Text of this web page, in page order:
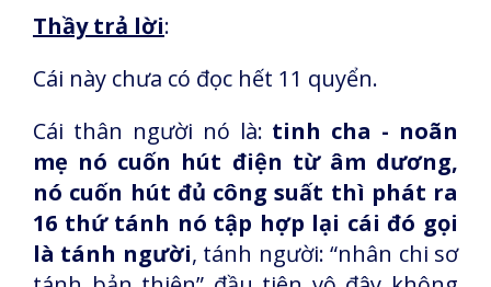
Thầy trả lời:
Cái này chưa có đọc hết 11 quyển.
Cái thân người nó là: tinh cha - noãn
mẹ nó cuốn hút điện từ âm dương,
nó cuốn hút đủ công suất thì phát ra
16 thứ tánh nó tập hợp lại cái đó gọi
là tánh người, tánh người: “nhân chi sơ